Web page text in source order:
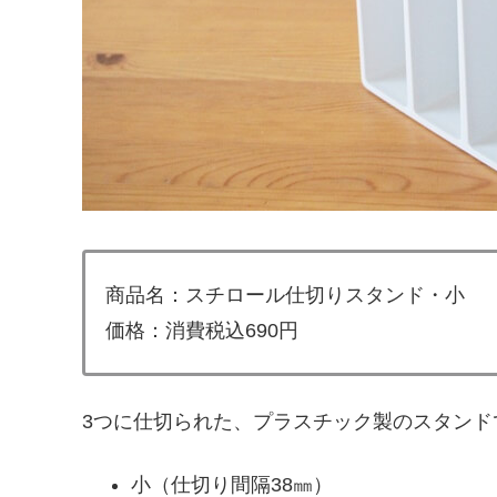
商品名：スチロール仕切りスタンド・小
価格：消費税込690円
3つに仕切られた、プラスチック製のスタン
小（仕切り間隔38㎜）